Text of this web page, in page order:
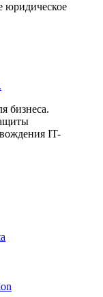
юридическое
бизнеса.
IT-